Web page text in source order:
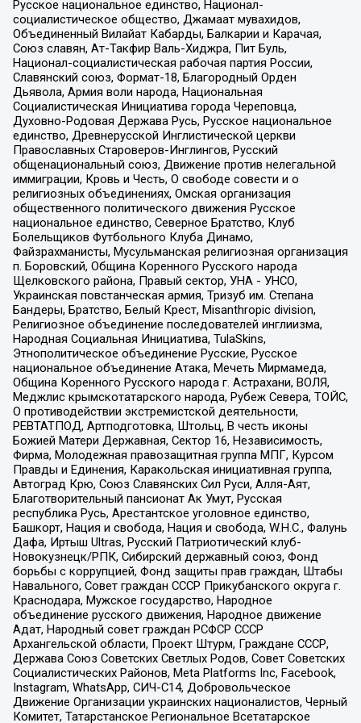
Русское национальное единство, Национал-
социалистическое общество, Джамаат мувахидов,
Объединенный Вилайат Кабарды, Балкарии и Карачая,
Союз славян, Ат-Такфир Валь-Хиджра, Пит Буль,
Национал-социалистическая рабочая партия России,
Славянский союз, Формат-18, Благородный Орден
Дьявола, Армия воли народа, Национальная
Социалистическая Инициатива города Череповца,
Духовно-Родовая Держава Русь, Русское национальное
единство, Древнерусской Инглистической церкви
Православных Староверов-Инглингов, Русский
общенациональный союз, Движение против нелегальной
иммиграции, Кровь и Честь, О свободе совести и о
религиозных объединениях, Омская организация
общественного политического движения Русское
национальное единство, Северное Братство, Клуб
Болельщиков Футбольного Клуба Динамо,
Файзрахманисты, Мусульманская религиозная организация
п. Боровский, Община Коренного Русского народа
Щелковского района, Правый сектор, УНА - УНСО,
Украинская повстанческая армия, Тризуб им. Степана
Бандеры, Братство, Белый Крест, Misanthropic division,
Религиозное объединение последователей инглиизма,
Народная Социальная Инициатива, TulaSkins,
Этнополитическое объединение Русские, Русское
национальное объединение Атака, Мечеть Мирмамеда,
Община Коренного Русского народа г. Астрахани, ВОЛЯ,
Меджлис крымскотатарского народа, Рубеж Севера, ТОЙС,
О противодействии экстремистской деятельности,
РЕВТАТПОД, Артподготовка, Штольц, В честь иконы
Божией Матери Державная, Сектор 16, Независимость,
Фирма, Молодежная правозащитная группа МПГ, Курсом
Правды и Единения, Каракольская инициативная группа,
Автоград Крю, Союз Славянских Сил Руси, Алля-Аят,
Благотворительный пансионат Ак Умут, Русская
республика Русь, Арестантское уголовное единство,
Башкорт, Нация и свобода, Нация и свобода, W.H.С., Фалунь
Дафа, Иртыш Ultras, Русский Патриотический клуб-
Новокузнецк/РПК, Сибирский державный союз, Фонд
борьбы с коррупцией, Фонд защиты прав граждан, Штабы
Навального, Совет граждан СССР Прикубанского округа г.
Краснодара, Мужское государство, Народное
объединение русского движения, Народное движение
Адат, Народный совет граждан РСФСР СССР
Архангельской области, Проект Штурм, Граждане СССР,
Держава Союз Советских Светлых Родов, Совет Советских
Социалистических Районов, Meta Platforms Inc, Facebook,
Instagram, WhatsApp, СИЧ-С14, Добровольческое
Движение Организации украинских националистов, Черный
Комитет, Татарстанское Региональное Всетатарское